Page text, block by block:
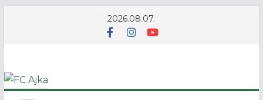
2026.08.07.